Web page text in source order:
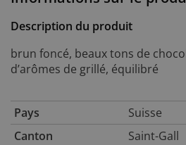
Description du produit
brun foncé, beaux tons de
d’arômes de grillé, équilibré
Pays
Suisse
Canton
Saint-Gall